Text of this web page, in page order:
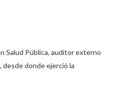
Salud Pública, auditor externo
donde ejerció la